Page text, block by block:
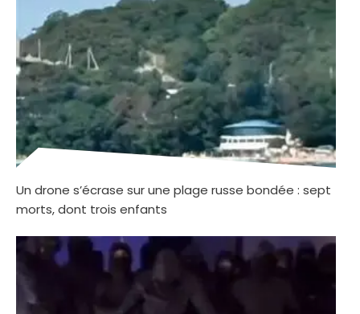
Un drone s’écrase sur une plage russe bondée : sept
morts, dont trois enfants